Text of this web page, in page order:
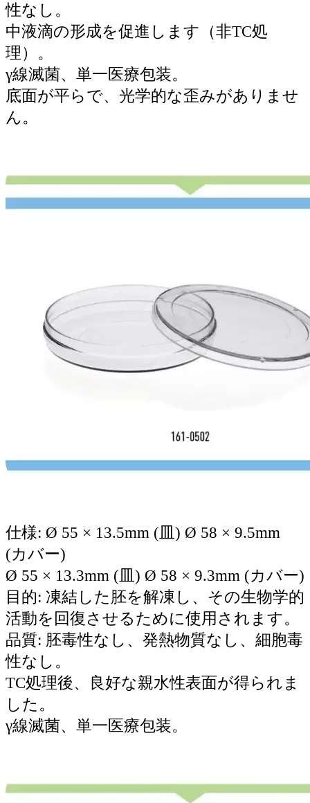
性なし。
中液滴の形成を促進します（非TC処
理）。
γ線滅菌、単一医療包装。
底面が平らで、光学的な歪みがありませ
ん。
仕様: Ø 55 × 13.5mm (皿) Ø 58 × 9.5mm
(カバー)
Ø 55 × 13.3mm (皿) Ø 58 × 9.3mm (カバー)
目的: 凍結した胚を解凍し、その生物学的
活動を回復させるために使用されます。
品質: 胚毒性なし、発熱物質なし、細胞毒
性なし。
TC処理後、良好な親水性表面が得られま
した。
γ線滅菌、単一医療包装。